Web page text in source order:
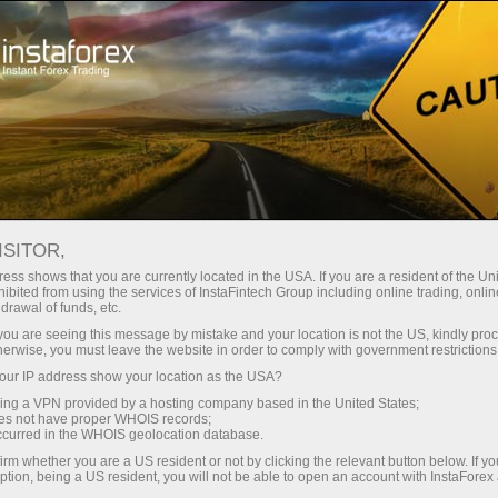
Untuk Trader Syarat Trading
Instrumen Trading
USDJPY.FX
USDJPY.fx
157.844 (%) 07 Aug 2026 20:59
Beli
157.844
157.763
shows that you are currently located in the USA. If you are a resident of the
from using the services of InstaFintech Group including online trading,
of funds, etc.
are seeing this message by mistake and your location is not the US, kindly
you must leave the website in order to comply with government
IP address show your location as the USA?
a VPN provided by a hosting company based in the United States;
not have proper WHOIS records;
in the WHOIS geolocation database.
whether you are a US resident or not by clicking the relevant button below. If
being a US resident, you will not be able to open an account with InstaForex